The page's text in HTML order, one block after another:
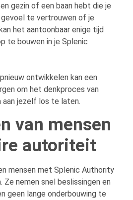
gezin of een baan hebt die je
te vertrouwen of je
het aantoonbaar enige tijd
te bouwen in je Splenic
ontwikkelen kan een
om het denkproces van
aan jezelf los te laten.
van mensen
autoriteit
mensen met Splenic Authority
nemen snel beslissingen en
geen lange onderbouwing te